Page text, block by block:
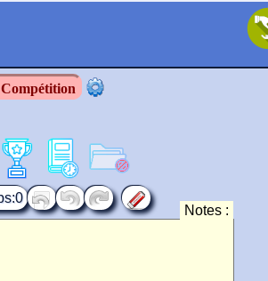
Notes :
0
Compétition